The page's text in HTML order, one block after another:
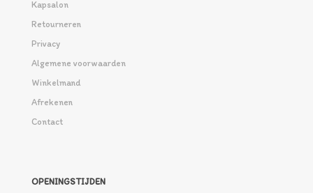
Kapsalon
Retourneren
Privacy
Algemene voorwaarden
Winkelmand
Afrekenen
Contact
OPENINGSTIJDEN